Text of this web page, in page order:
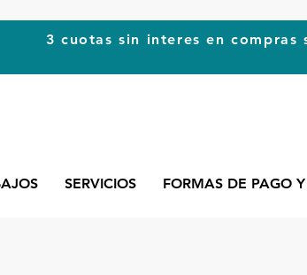
3 cuotas sin interes en compras
SERVICIOS FORMAS DE PAGO